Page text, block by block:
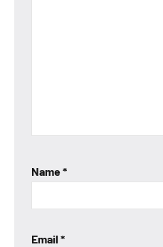
Name*
Email *